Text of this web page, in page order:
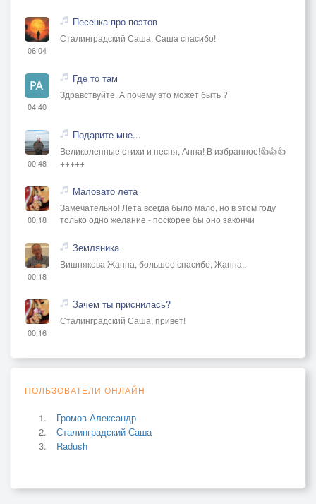
06:04
Песенка про поэтов
Сталинградский Саша, Саша спасибо!
04:40
Где то там
Здравствуйте. А почему это может быть ?
00:48
Подарите мне...
Великолепные стихи и песня, Анна! В избранное!👍👍👍
+++++
00:18
Маловато лета
Замечательно! Лета всегда было мало, но в этом году
только одно желание - поскорее бы оно закончи
00:18
Земляника
Вишнякова Жанна, большое спасибо, Жанна..
00:16
Зачем ты приснилась?
Сталинградский Саша, привет!
ПОЛЬЗОВАТЕЛИ ОНЛАЙН
Громов Александр
Сталинградский Саша
Radush